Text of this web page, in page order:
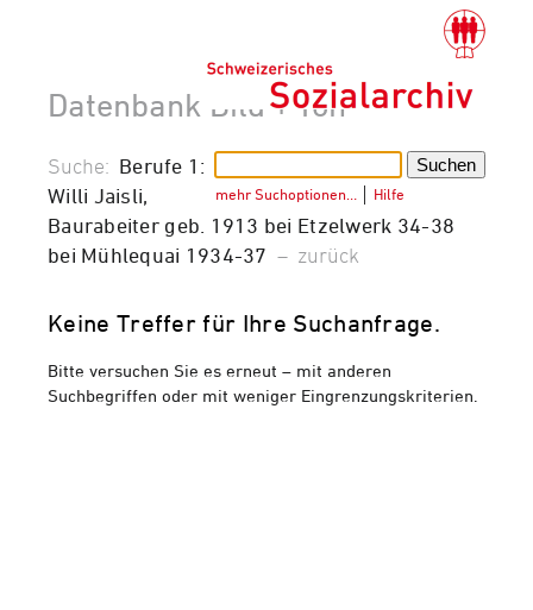
Datenbank Bild + Ton
mehr Suchoptionen… Hilfe
Suche: Berufe 1:
Willi Jaisli,
Baurabeiter geb. 1913 bei Etzelwerk 34-38
bei Mühlequai 1934-37 – zurück
Keine Treffer für Ihre Suchanfrage.
Bitte versuchen Sie es erneut – mit anderen
Suchbegriffen oder mit weniger Eingrenzungskriterien.